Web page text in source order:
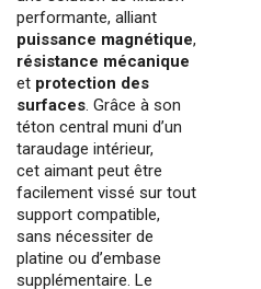
performante, alliant
puissance magnétique,
résistance mécanique
et protection des
surfaces . Grâce à son
téton central muni d’un
taraudage intérieur,
cet aimant peut être
facilement vissé sur tout
support compatible,
sans nécessiter de
platine ou d’embase
supplémentaire. Le